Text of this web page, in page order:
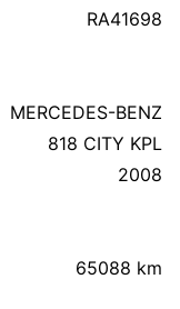
RA41698
MERCEDES-BENZ
818 CITY KPL
2008
65088 km